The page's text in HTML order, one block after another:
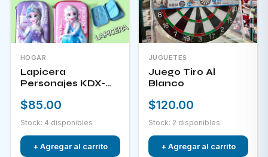
HOGAR
Lapicera
Personajes KDX-
$85.00
Stock: 4 disponibles
+ Agregar al carrito
JUGUETES
Juego Tiro Al
Blanco
$120.00
Stock: 2 disponibles
+ Agregar al carrito